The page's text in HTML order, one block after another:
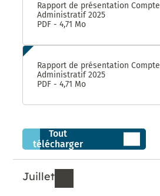
Rapport de présentation Compte
Administratif 2025
PDF - 4,71 Mo
Rapport de présentation Compte
Administratif 2025
PDF - 4,71 Mo
Tout
télécharger
Juillet